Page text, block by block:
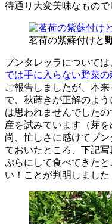
待通り大変美味なもので
茗荷の紫蘇付けと
プンタレッラについて
では手に入らない野菜の
ご報告しましたが、本
で、秋蒔きが正解のよ
は思われませんでした
産を試みています（芽を
尚、忙しさに感けてプ
ておいたところ、下記
ぷらにして食べてきた
い！ことが判明しました